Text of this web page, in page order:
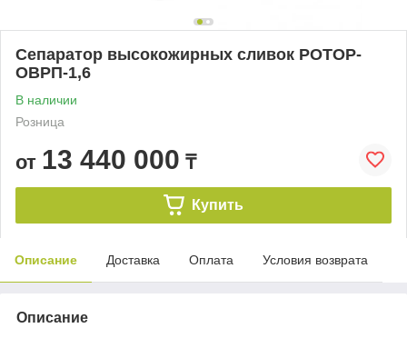
Сепаратор высокожирных сливок РОТОР-
ОВРП-1,6
В наличии
Розница
от 13 440 000 ₸
Купить
Описание Доставка Оплата Условия возврата
Описание